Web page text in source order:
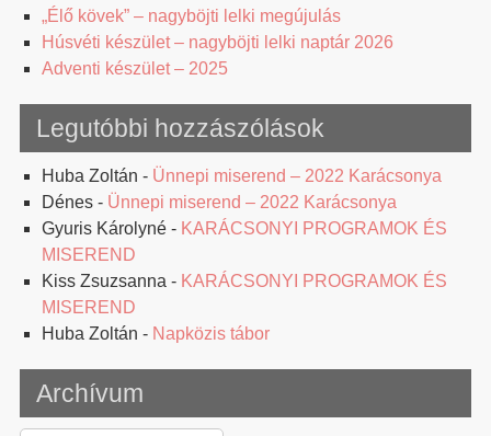
„Élő kövek” – nagyböjti lelki megújulás
Húsvéti készület – nagyböjti lelki naptár 2026
Adventi készület – 2025
Legutóbbi hozzászólások
Huba Zoltán - Ünnepi miserend – 2022 Karácsonya
Dénes- Ünnepi miserend – 2022 Karácsonya
Gyuris Károlyné- KARÁCSONYI PROGRAMOK ÉS
MISEREND
Kiss Zsuzsanna - KARÁCSONYI PROGRAMOK ÉS
MISEREND
Huba Zoltán - Napközis tábor
Archívum